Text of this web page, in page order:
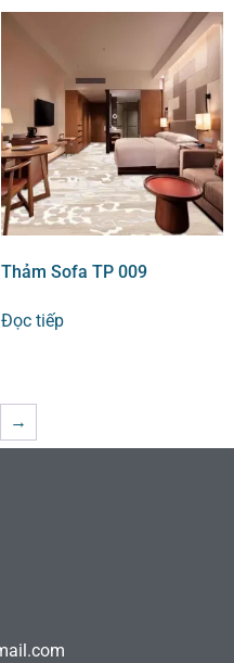
Thảm Sofa TP 009
Đọc tiếp
→